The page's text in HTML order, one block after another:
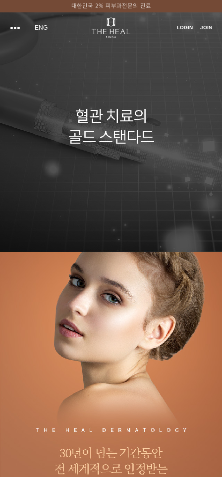
대한민국 2% 피부과전문의 진료
ENG LOGIN JOIN